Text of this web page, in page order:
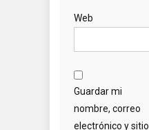
Web
Guardar mi
nombre, correo
electrónico y sitio